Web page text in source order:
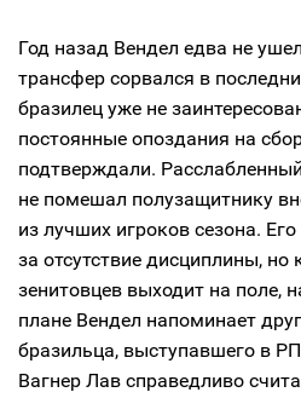
Год назад Вендел едва не
трансфер сорвался в
бразилец уже не
постоянные опоздания на
подтверждали.
не помешал полузащитнику
из лучших игроков сезона.
за отсутствие дисциплины, но
зенитовцев выходит на поле,
плане Вендел напоминает
бразильца, выступавшего в
Вагнер Лав справедливо